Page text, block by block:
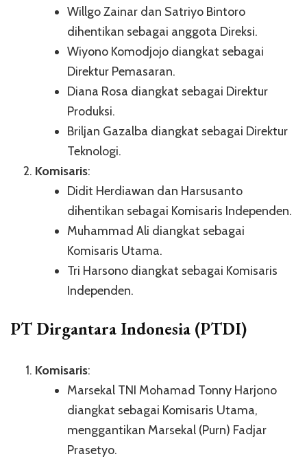
Willgo Zainar dan Satriyo Bintoro
dihentikan sebagai anggota Direksi.
Wiyono Komodjojo diangkat sebagai
Direktur Pemasaran.
Diana Rosa diangkat sebagai Direktur
Produksi.
Briljan Gazalba diangkat sebagai Direktur
Teknologi.
Komisaris:
Didit Herdiawan dan Harsusanto
dihentikan sebagai Komisaris Independen.
Muhammad Ali diangkat sebagai
Komisaris Utama.
Tri Harsono diangkat sebagai Komisaris
Independen.
PT Dirgantara Indonesia (PTDI)
Komisaris:
Marsekal TNI Mohamad Tonny Harjono
diangkat sebagai Komisaris Utama,
menggantikan Marsekal (Purn) Fadjar
Prasetyo.